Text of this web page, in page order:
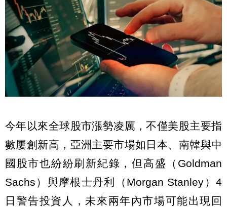
今年以來全球股市漲勢凌厲，不僅美股主要指
數屢創新高，亞洲主要市場如日本、南韓與中
國股市也紛紛刷新紀錄，但高盛（Goldman
Sachs）與摩根士丹利（Morgan Stanley）4
日警告投資人，未來兩年內市場可能出現回